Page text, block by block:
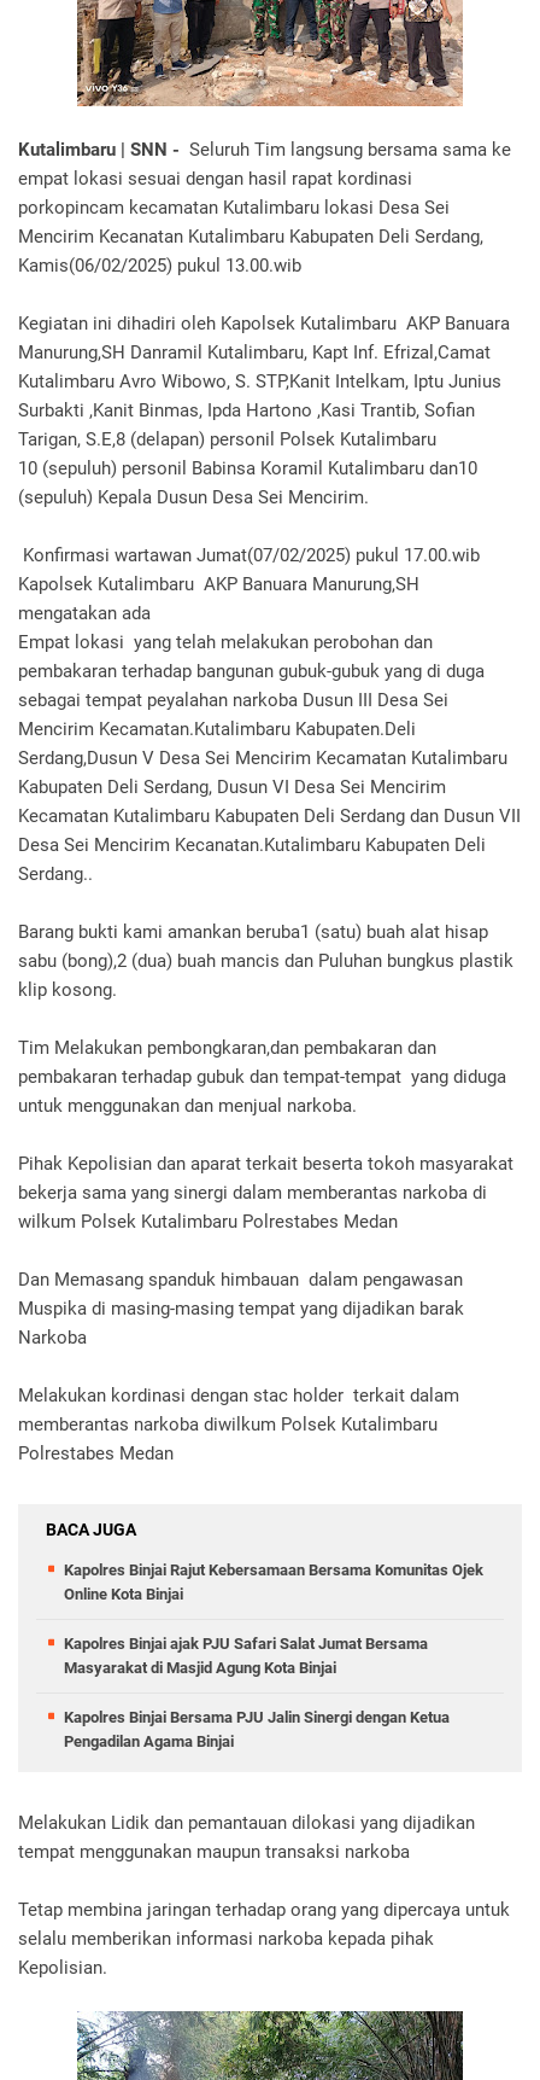
Kutalimbaru | SNN - Seluruh Tim langsung bersama sama ke
empat lokasi sesuai dengan hasil rapat kordinasi
porkopincam kecamatan Kutalimbaru lokasi Desa Sei
Mencirim Kecanatan Kutalimbaru Kabupaten Deli Serdang,
Kamis(06/02/2025) pukul 13.00.wib
Kegiatan ini dihadiri oleh Kapolsek Kutalimbaru AKP Banuara
Manurung,SH Danramil Kutalimbaru, Kapt Inf. Efrizal,Camat
Kutalimbaru Avro Wibowo, S. STP,Kanit Intelkam, Iptu Junius
Surbakti ,Kanit Binmas, Ipda Hartono ,Kasi Trantib, Sofian
Tarigan, S.E,8 (delapan) personil Polsek Kutalimbaru
10 (sepuluh) personil Babinsa Koramil Kutalimbaru dan10
(sepuluh) Kepala Dusun Desa Sei Mencirim.
Konfirmasi wartawan Jumat(07/02/2025) pukul 17.00.wib
Kapolsek Kutalimbaru AKP Banuara Manurung,SH
mengatakan ada
Empat lokasi yang telah melakukan perobohan dan
pembakaran terhadap bangunan gubuk-gubuk yang di duga
sebagai tempat peyalahan narkoba Dusun III Desa Sei
Mencirim Kecamatan.Kutalimbaru Kabupaten.Deli
Serdang,Dusun V Desa Sei Mencirim Kecamatan Kutalimbaru
Kabupaten Deli Serdang, Dusun VI Desa Sei Mencirim
Kecamatan Kutalimbaru Kabupaten Deli Serdang dan Dusun VII
Desa Sei Mencirim Kecanatan.Kutalimbaru Kabupaten Deli
Serdang..
Barang bukti kami amankan beruba1 (satu) buah alat hisap
sabu (bong),2 (dua) buah mancis dan Puluhan bungkus plastik
klip kosong.
Tim Melakukan pembongkaran,dan pembakaran dan
pembakaran terhadap gubuk dan tempat-tempat yang diduga
untuk menggunakan dan menjual narkoba.
Pihak Kepolisian dan aparat terkait beserta tokoh masyarakat
bekerja sama yang sinergi dalam memberantas narkoba di
wilkum Polsek Kutalimbaru Polrestabes Medan
Dan Memasang spanduk himbauan dalam pengawasan
Muspika di masing-masing tempat yang dijadikan barak
Narkoba
Melakukan kordinasi dengan stac holder terkait dalam
memberantas narkoba diwilkum Polsek Kutalimbaru
Polrestabes Medan
BACA JUGA
Kapolres Binjai Rajut Kebersamaan Bersama Komunitas Ojek
Online Kota Binjai
Kapolres Binjai ajak PJU Safari Salat Jumat Bersama
Masyarakat di Masjid Agung Kota Binjai
Kapolres Binjai Bersama PJU Jalin Sinergi dengan Ketua
Pengadilan Agama Binjai
Melakukan Lidik dan pemantauan dilokasi yang dijadikan
tempat menggunakan maupun transaksi narkoba
Tetap membina jaringan terhadap orang yang dipercaya untuk
selalu memberikan informasi narkoba kepada pihak
Kepolisian.